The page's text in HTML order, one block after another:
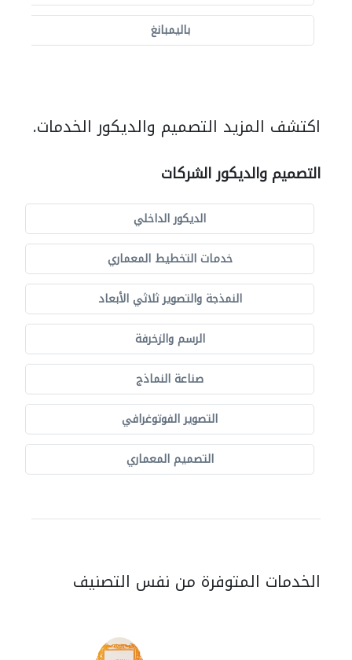
باليمبانغ
اكتشف المزيد التصميم والديكور الخدمات.
التصميم والديكور الشركات
الديكور الداخلي
خدمات التخطيط المعماري
النمذجة والتصوير ثلاثي الأبعاد
الرسم والزخرفة
صناعة النماذج
التصوير الفوتوغرافي
التصميم المعماري
الخدمات المتوفرة من نفس التصنيف